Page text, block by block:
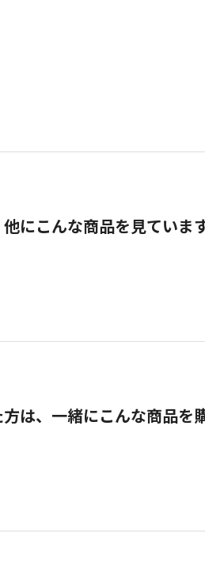
にこんな商品を見ていま
は、一緒にこんな商品を